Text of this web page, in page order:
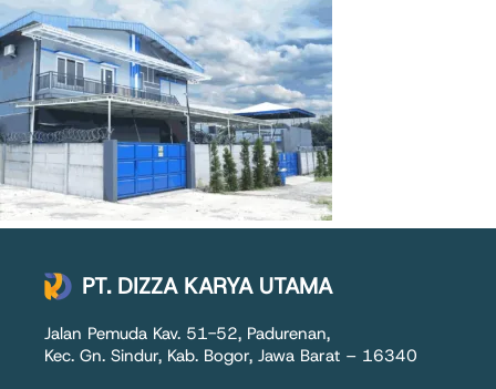
PT. DIZZA KARYA UTAMA
Jalan Pemuda Kav. 51-52, Padurenan,
Kec. Gn. Sindur, Kab. Bogor, Jawa Barat – 16340